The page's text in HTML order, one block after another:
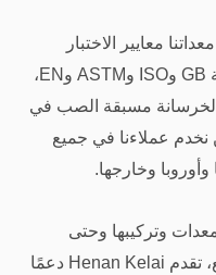
معايير الاختبار
الدولية الرئيسية بما في ذلك سلسلة GB وISO وASTM وEN،
الخرسانة مسبقة الصب في
نخدم عملاءنا في جميع
وخارجها.
وتركيبها وحتى
تدريب المشغلين وخدمة ما بعد البيع، تقدم Henan Kelai دعمًا